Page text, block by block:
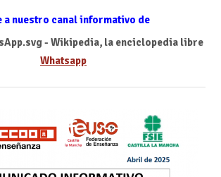
a nuestro canal informativo de
Whatsapp